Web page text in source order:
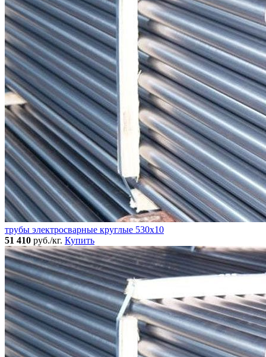
трубы электросварные круглые 530x10
51 410 руб./кг. Купить